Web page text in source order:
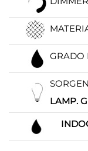
GRADO
LAMP.